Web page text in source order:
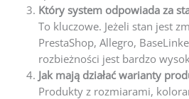
Który system odpowiada za
To kluczowe. Jeżeli stan jest
PrestaShop, Allegro,
rozbieżności jest bardzo
Jak mają działać warianty
Produkty z rozmiarami,